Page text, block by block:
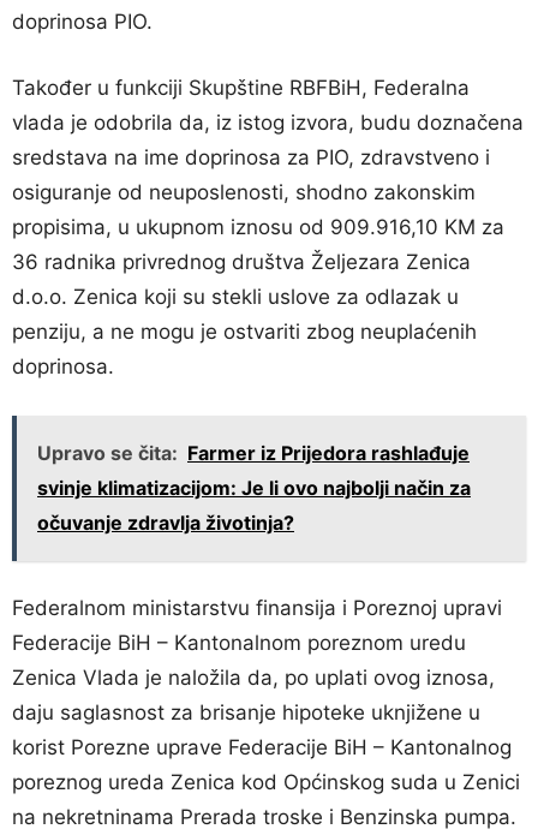
doprinosa PIO.
Također u funkciji Skupštine RBFBiH, Federalna
vlada je odobrila da, iz istog izvora, budu doznačena
sredstava na ime doprinosa za PIO, zdravstveno i
osiguranje od neuposlenosti, shodno zakonskim
propisima, u ukupnom iznosu od 909.916,10 KM za
36 radnika privrednog društva Željezara Zenica
d.o.o. Zenica koji su stekli uslove za odlazak u
penziju, a ne mogu je ostvariti zbog neuplaćenih
doprinosa.
Upravo se čita: Farmer iz Prijedora rashlađuje
svinje klimatizacijom: Je li ovo najbolji način za
očuvanje zdravlja životinja?
Federalnom ministarstvu finansija i Poreznoj upravi
Federacije BiH – Kantonalnom poreznom uredu
Zenica Vlada je naložila da, po uplati ovog iznosa,
daju saglasnost za brisanje hipoteke uknjižene u
korist Porezne uprave Federacije BiH – Kantonalnog
poreznog ureda Zenica kod Općinskog suda u Zenici
na nekretninama Prerada troske i Benzinska pumpa.